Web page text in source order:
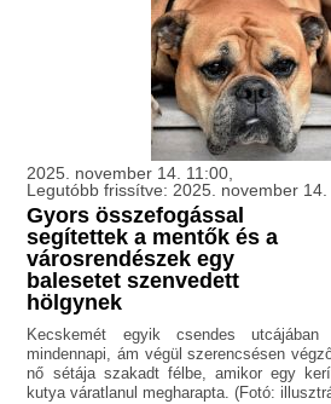
2025. november 14. 11:00,
Legutóbb frissítve: 2025. november 14.
Gyors összefogással
segítettek a mentők és a
városrendészek egy
balesetet szenvedett
hölgynek
Kecskemét egyik csendes
mindennapi, ám végül szerencsésen
nő sétája szakadt félbe, amikor egy
kutya váratlanul megharapta. (Fotó: